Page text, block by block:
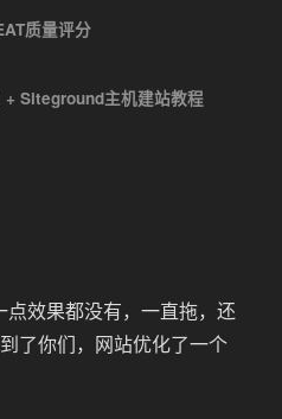
质量评分
Siteground主机建站教程
点效果都没有，一直拖，还
了你们，网站优化了一个